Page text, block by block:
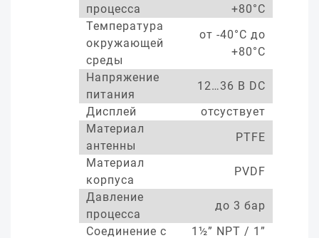
процесса
+80°С
Температура
окружающей
среды
от -40°С до
+80°С
Напряжение
питания
12…36 В DC
Дисплей
отсуствует
Материал
антенны
PTFE
Материал
корпуса
PVDF
Давление
процесса
до 3 бар
Соединение с
1½” NPT / 1”